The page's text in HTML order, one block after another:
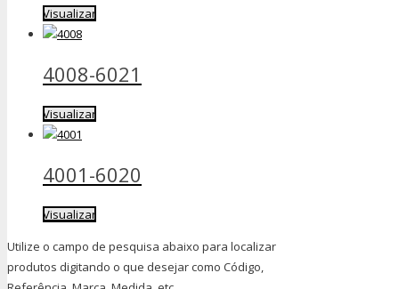
Visualizar
4008-6021
Visualizar
4001-6020
Visualizar
Utilize o campo de pesquisa abaixo para localizar
produtos digitando o que desejar como Código,